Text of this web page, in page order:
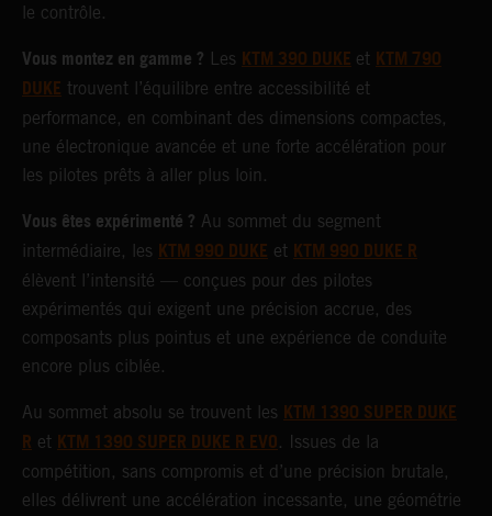
le contrôle.
Vous montez en gamme ? Les KTM 390 DUKE et KTM 790
DUKE trouvent l’équilibre entre accessibilité et
performance, en combinant des dimensions compactes,
une électronique avancée et une forte accélération pour
les pilotes prêts à aller plus loin.
Vous êtes expérimenté ? Au sommet du segment
intermédiaire, les KTM 990 DUKE et KTM 990 DUKE R
élèvent l’intensité — conçues pour des pilotes
expérimentés qui exigent une précision accrue, des
composants plus pointus et une expérience de conduite
encore plus ciblée.
Au sommet absolu se trouvent les KTM 1390 SUPER DUKE
R et KTM 1390 SUPER DUKE R EVO. Issues de la
compétition, sans compromis et d’une précision brutale,
elles délivrent une accélération incessante, une géométrie